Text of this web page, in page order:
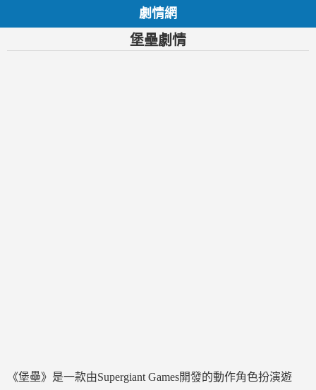
劇情網
堡壘劇情
《堡壘》是一款由Supergiant Games開發的動作角色扮演遊